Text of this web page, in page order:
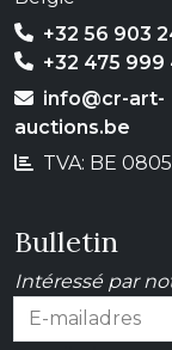
+32 56 903
+32 475 999
info@cr-art-
auctions.be
TVA: BE
Bulletin
Intéressé par